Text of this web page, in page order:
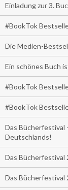
Einladung zur 3.
#BookTok
Die Medien-
Ein schönes Buch
#BookTok
#BookTok
Das Bücherfestival
Deutschlands!
Das Bücherfestival
Das Bücherfestival